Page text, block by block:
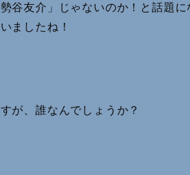
谷友介」じゃないのか！と話題に
ましたね！
が、誰なんでしょうか？